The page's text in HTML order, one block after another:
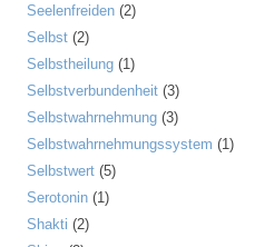
Seelenfreiden (2)
Selbst (2)
Selbstheilung (1)
Selbstverbundenheit (3)
Selbstwahrnehmung (3)
Selbstwahrnehmungssystem (1)
Selbstwert (5)
Serotonin (1)
Shakti (2)